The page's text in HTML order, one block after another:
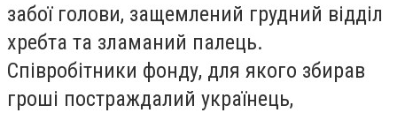
забої голови, защемлений грудний відділ
хребта та зламаний палець.
Співробітники фонду, для якого збирав
гроші постраждалий українець,